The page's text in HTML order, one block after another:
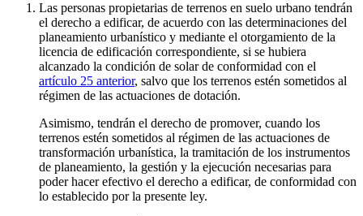
Las personas propietarias de terrenos en suelo urbano tendrán
el derecho a edificar, de acuerdo con las determinaciones del
planeamiento urbanístico y mediante el otorgamiento de la
licencia de edificación correspondiente, si se hubiera
alcanzado la condición de solar de conformidad con el
artículo 25 anterior, salvo que los terrenos estén sometidos al
régimen de las actuaciones de dotación.
Asimismo, tendrán el derecho de promover, cuando los
terrenos estén sometidos al régimen de las actuaciones de
transformación urbanística, la tramitación de los instrumentos
de planeamiento, la gestión y la ejecución necesarias para
poder hacer efectivo el derecho a edificar, de conformidad con
lo establecido por la presente ley.